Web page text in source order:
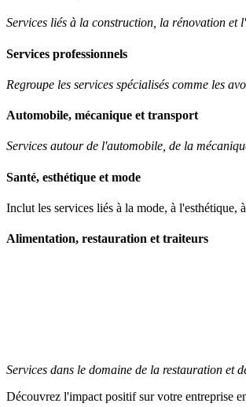
Services liés à la construction, la rénovation et
Services professionnels
Regroupe les services spécialisés comme les
Automobile, mécanique et transport
Services autour de l'automobile, de la
Santé, esthétique et mode
Inclut les services liés à la mode, à l'esthétique,
Alimentation, restauration et traiteurs
Services dans le domaine de la restauration et
Découvrez l'impact positif sur votre entreprise